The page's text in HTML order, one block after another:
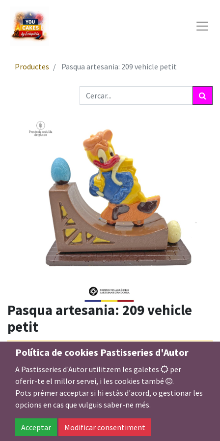
Productes Pasqua artesania: 209 vehicle petit
Pasqua artesania: 209 vehicle
petit
Aquest producte ja no està disponible.
Xocolata negra de cobertura (66%), xocolata llet de
cobertura (38%), xocolata blanca de cobertura (30%), i
Política de cookies Pastisseries d'Autor
A Pastisseries d'Autor utilitzem les galetes
per
oferir-te el millor servei, i les cookies també
.
Pots prémer acceptar si hi estàs d'acord, o gestionar les
opcions en cas que vulguis saber-ne més.
Acceptar Modificar consentiment